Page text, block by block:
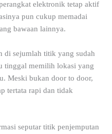
elektronik tetap aktif
pun cukup memadai
bawaan lainnya.
di sejumlah titik yang sudah
tinggal memilih lokasi yang
Meski bukan door to door,
tertata rapi dan tidak
seputar titik penjemputan